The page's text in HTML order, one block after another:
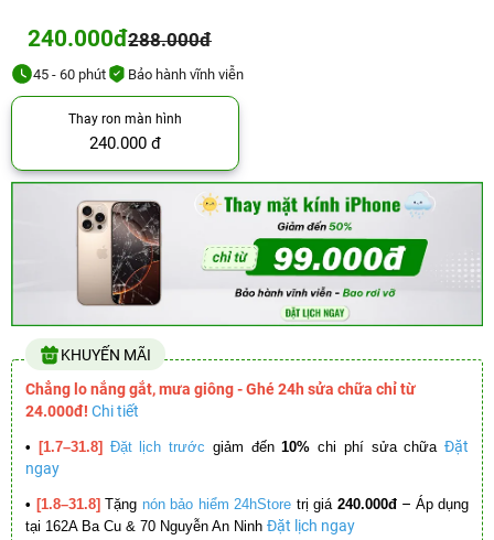
240.000đ288.000đ
45 - 60 phút Bảo hành vĩnh viễn
Thay ron màn hình
240.000 đ
KHUYẾN MÃI
Chẳng lo nắng gắt, mưa giông - Ghé 24h sửa chữa chỉ từ
24.000đ! Chi tiết
• [1.7–31.8] Đặt lịch trước giảm đến10% chi phí sửa chữa Đặt
ngay
• [1.8–31.8] Tặng nón bảo hiểm 24hStore trị giá 240.000đ – Áp dụng
tại 162A Ba Cu & 70 Nguyễn An Ninh Đặt lịch ngay